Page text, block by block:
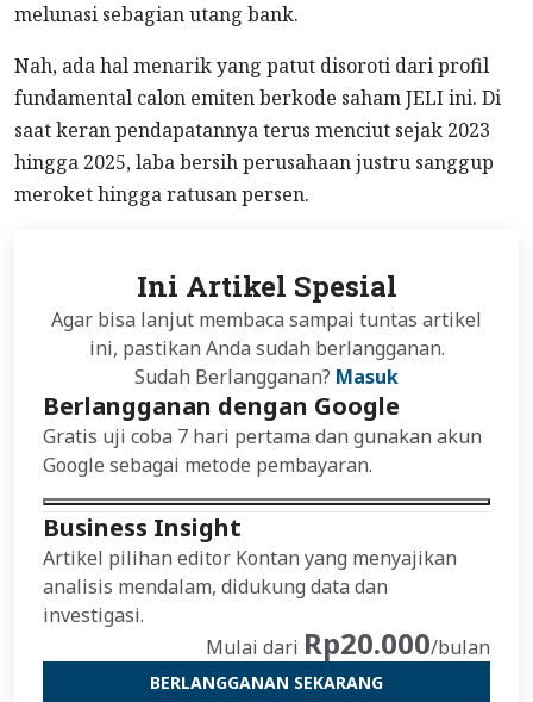
melunasi sebagian utang bank.
Nah, ada hal menarik yang patut disoroti dari profil
fundamental calon emiten berkode saham JELI ini. Di
saat keran pendapatannya terus menciut sejak 2023
hingga 2025, laba bersih perusahaan justru sanggup
meroket hingga ratusan persen.
Ini Artikel Spesial
Agar bisa lanjut membaca sampai tuntas artikel
ini, pastikan Anda sudah berlangganan.
Sudah Berlangganan? Masuk
Berlangganan dengan Google
Gratis uji coba 7 hari pertama dan gunakan akun
Google sebagai metode pembayaran.
Business Insight
Artikel pilihan editor Kontan yang menyajikan
analisis mendalam, didukung data dan
investigasi.
Mulai dari Rp20.000/bulan
BERLANGGANAN SEKARANG